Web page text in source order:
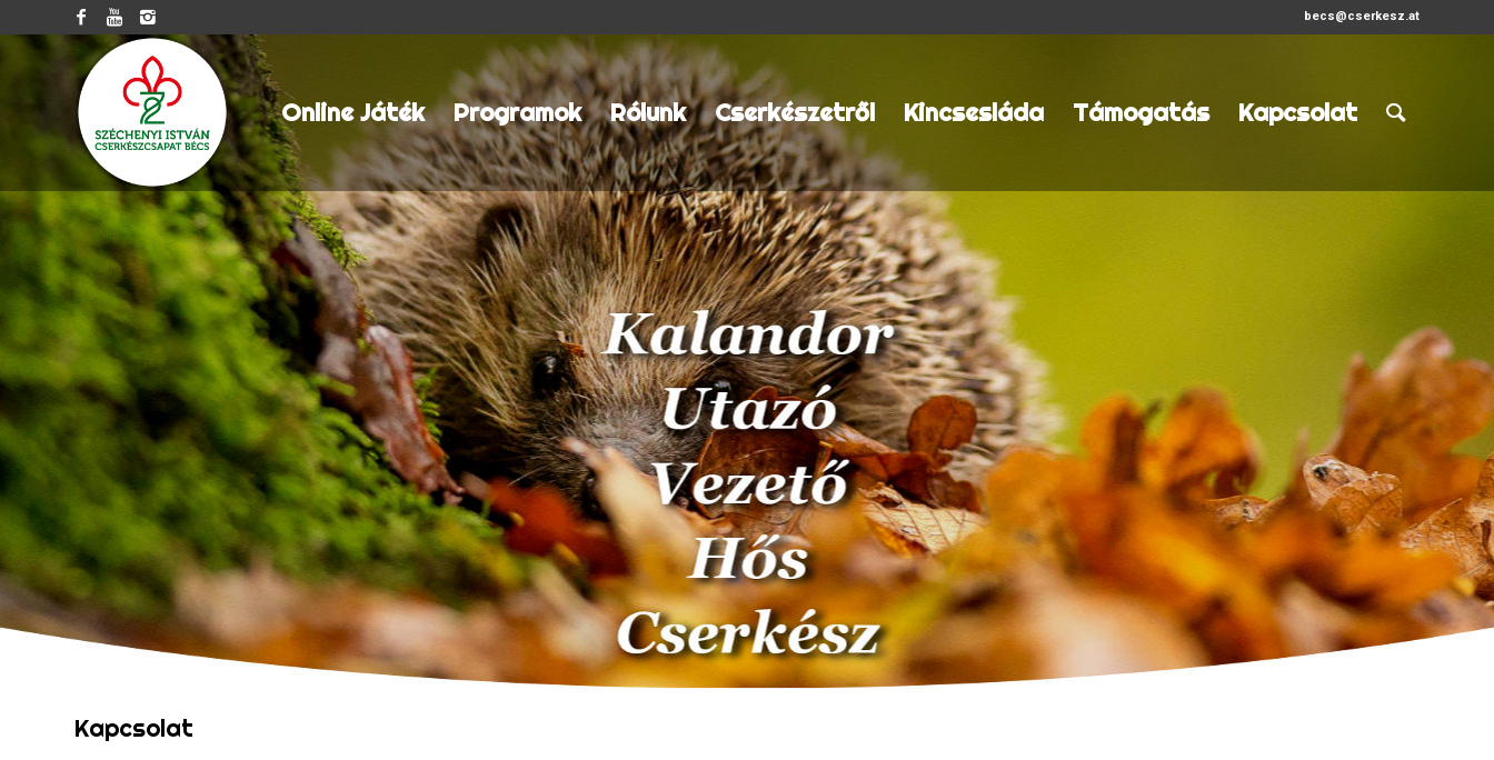
becs@cserkesz.at
Online Játék Programok Rólunk Cserkészetről Kincsesláda Támogatás Kapcsolat
Kapcsolat